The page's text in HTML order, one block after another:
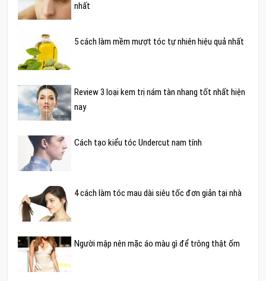
nhất
5 cách làm mềm mượt tóc tự nhiên hiệu quả nhất
Review 3 loại kem trị nám tàn nhang tốt nhất hiện
nay
Cách tạo kiểu tóc Undercut nam tính
4 cách làm tóc mau dài siêu tốc đơn giản tại nhà
Người mập nên mặc áo màu gì để trông thật ốm